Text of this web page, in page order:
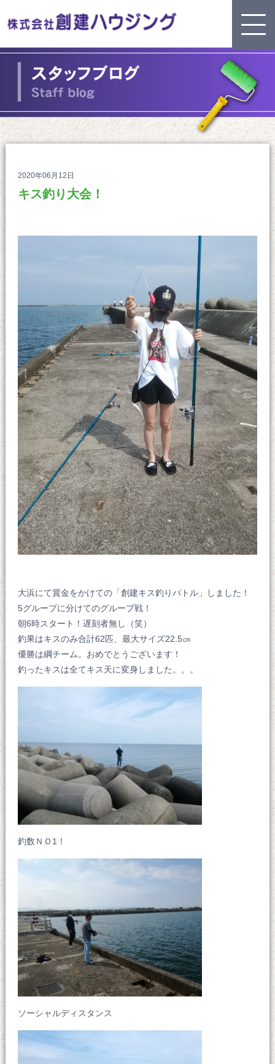
2020年06月12日
キス釣り大会！
大浜にて賞金をかけての「創建キス釣りバトル」しました！
5グループに分けてのグループ戦！
朝6時スタート！遅刻者無し（笑）
釣果はキスのみ合計62匹、最大サイズ22.5㎝
優勝は綱チーム。おめでとうございます！
釣ったキスは全てキス天に変身しました。。。
釣数ＮＯ1！
ソーシャルディスタンス